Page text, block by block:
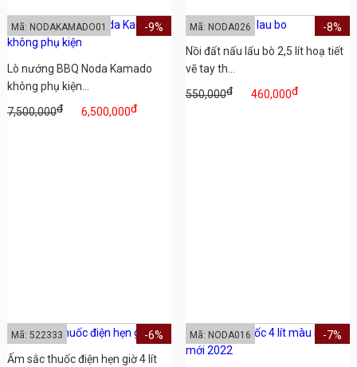
Lò nướng BBQ Noda Kamado
không phụ kiện...
7,500,000đ 6,500,000đ
-9%
Mã: NODAKAMADO01
Nồi đất nấu lẩu bò 2,5 lít hoạ tiết
vẽ tay th...
550,000đ 460,000đ
-8%
Mã: NODA026
Ấm sắc thuốc điện hẹn giờ 4 lít
-6%
Mã: 522333 -7%
Mã: NODA016